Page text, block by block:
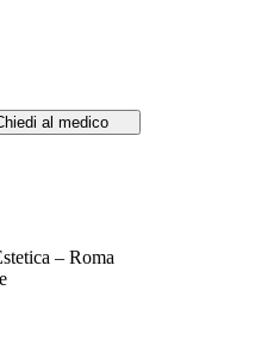
al medico
– Roma